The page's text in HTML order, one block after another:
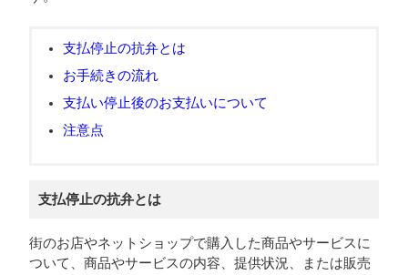
支払停止の抗弁とは
お手続きの流れ
支払い停止後のお支払いについて
注意点
支払停止の抗弁とは
街のお店やネットショップで購入した商品やサービスに
ついて、商品やサービスの内容、提供状況、または販売